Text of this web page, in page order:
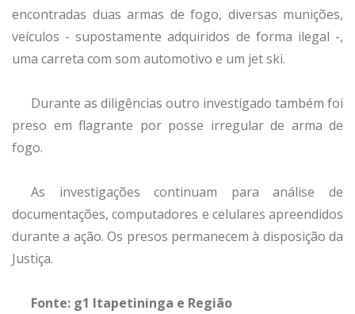
encontradas duas armas de fogo, diversas munições,
veículos - supostamente adquiridos de forma ilegal -,
uma carreta com som automotivo e um jet ski.
Durante as diligências outro investigado também foi
preso em flagrante por posse irregular de arma de
fogo.
As investigações continuam para análise de
documentações, computadores e celulares apreendidos
durante a ação. Os presos permanecem à disposição da
Justiça.
Fonte: g1 Itapetininga e Região